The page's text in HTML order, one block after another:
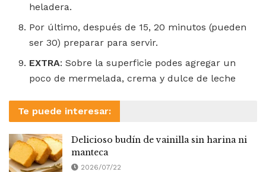
heladera.
Por último, después de 15, 20 minutos (pueden
ser 30) preparar para servir.
EXTRA: Sobre la superficie podes agregar un
poco de mermelada, crema y dulce de leche
Te puede interesar:
Delicioso budín de vainilla sin harina ni
manteca
2026/07/22